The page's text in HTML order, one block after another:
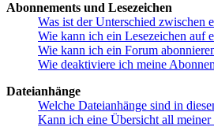
Abonnements und Lesezeichen
Was ist der Unterschied zwischen
Wie kann ich ein Lesezeichen auf
Wie kann ich ein Forum
Wie deaktiviere ich meine
Dateianhänge
Welche Dateianhänge sind in
Kann ich eine Übersicht all meiner